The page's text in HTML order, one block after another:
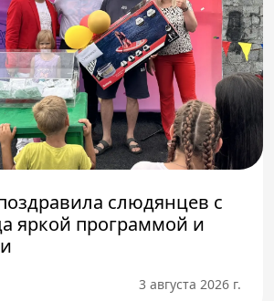
слюдянцев с
яркой программой и
3 августа 2026 г.